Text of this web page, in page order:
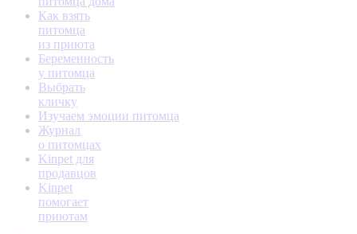
Как взять
питомца
из приюта
Беременность
у питомца
Выбрать
кличку
Изучаем эмоции питомца
Журнал
о питомцах
Kinpet для
продавцов
Kinpet
помогает
приютам